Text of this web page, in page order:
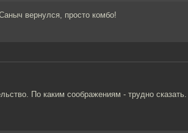
вернулся, просто комбо!
По каким соображениям - трудно